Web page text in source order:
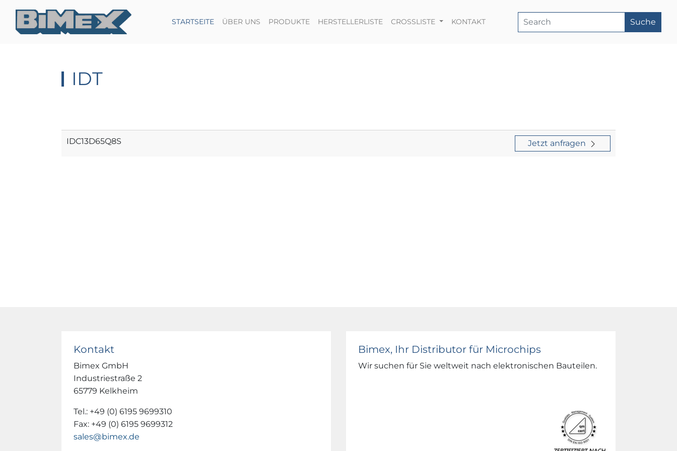
STARTSEITE(CURRENT)
ÜBER UNS PRODUKTE HERSTELLERLISTE CROSSLISTE KONTAKT Suche
IDT
IDC13D65Q8S Jetzt anfragen
Kontakt
Bimex GmbH
Industriestraße 2
65779 Kelkheim
Tel.: +49 (0) 6195 9699310
Fax: +49 (0) 6195 9699312
sales@bimex.de
Bimex, Ihr Distributor für Microchips
Wir suchen für Sie weltweit nach elektronischen Bauteilen.